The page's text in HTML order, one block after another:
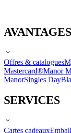
AVANTAGES
Offres & catalogues
Mastercard®Manor
ManorSingles Day
SERVICES
Cartes cadeaux